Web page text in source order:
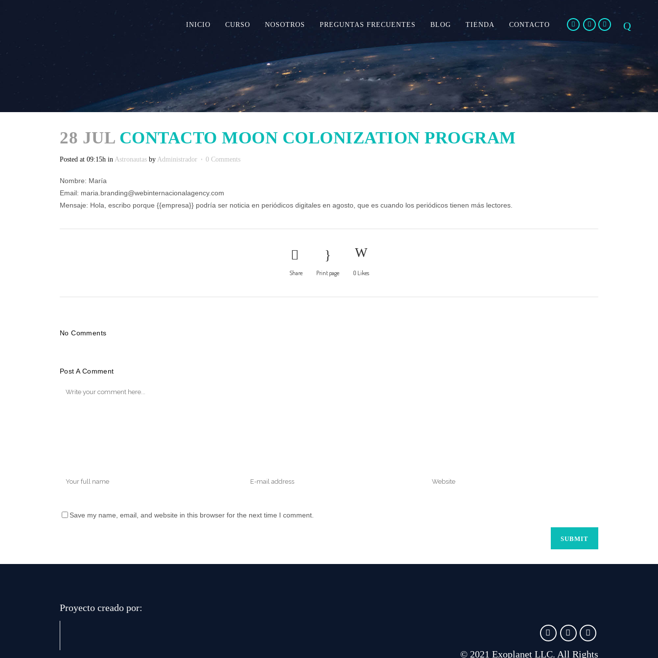
INICIO CURSO NOSOTROS PREGUNTAS FRECUENTES BLOG TIENDA CONTACTO
28 JULCONTACTO MOON COLONIZATION PROGRAM
Posted at 09:15h in Astronautas by Administrador 0 Comments
Nombre: María
Email: maria.branding@webinternacionalagency.com
Mensaje: Hola, escribo porque {{empresa}} podría ser noticia en periódicos digitales en agosto, que es cuando los periódicos tienen más lectores.
Share Print page 0 Likes
No Comments
Post A Comment
Save my name, email, and website in this browser for the next time I comment.
Proyecto creado por:
© 2021 Exoplanet LLC. All Rights